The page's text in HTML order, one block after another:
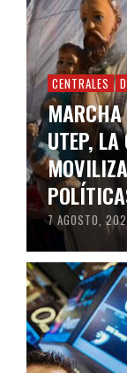
CENTRALES
MARCHA
UTEP,
7 AGOSTO,